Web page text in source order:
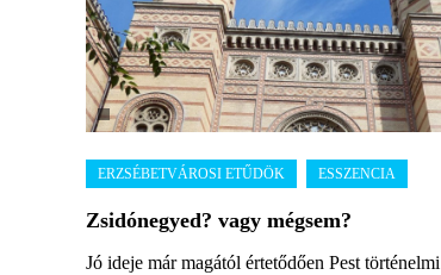
Zsidónegyed? vagy mégsem?
Jó ideje már magától értetődően Pest történelmi